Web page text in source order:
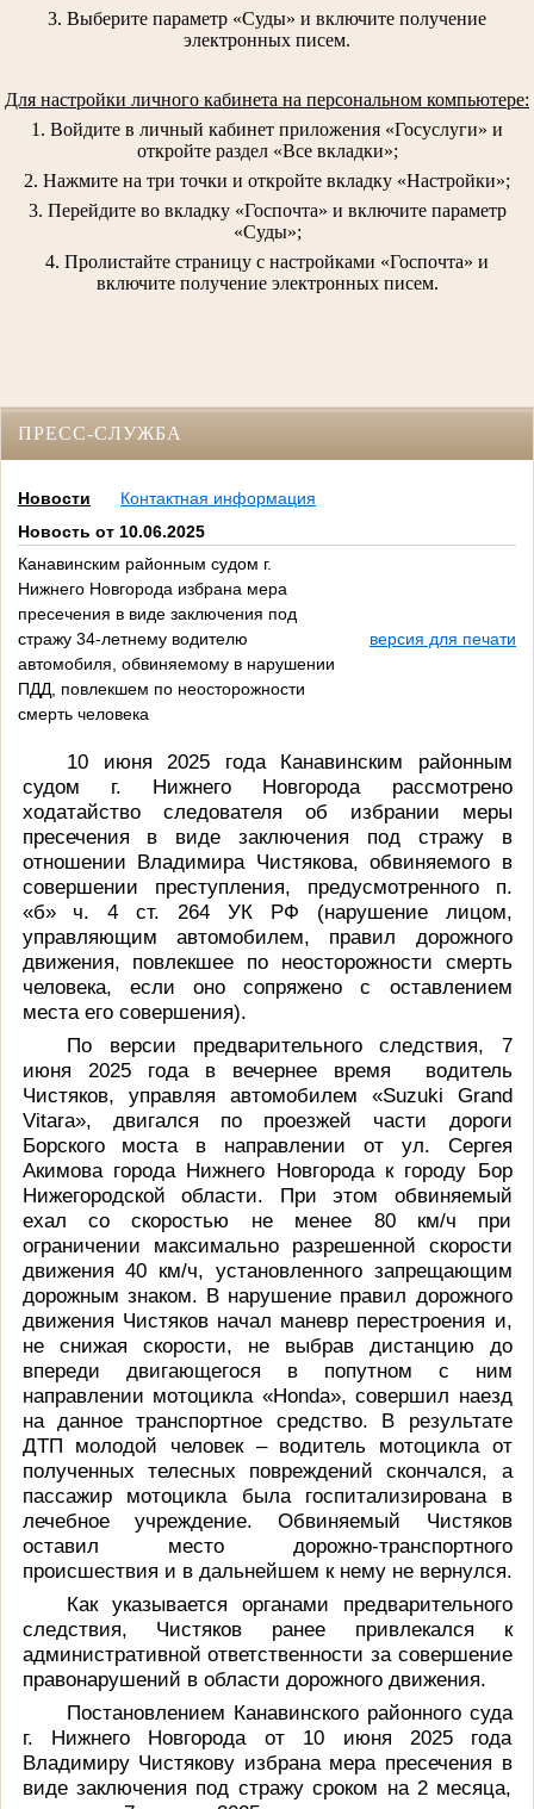
3. Выберите параметр «Суды» и включите получение
электронных писем.
Для настройки личного кабинета на персональном компьютере:
1. Войдите в личный кабинет приложения «Госуслуги» и
откройте раздел «Все вкладки»;
2. Нажмите на три точки и откройте вкладку «Настройки»;
3. Перейдите во вкладку «Госпочта» и включите параметр
«Суды»;
4. Пролистайте страницу с настройками «Госпочта» и
включите получение электронных писем.
ПРЕСС-СЛУЖБА
Новости
Контактная информация
Новость от 10.06.2025
Канавинским районным судом г.
Нижнего Новгорода избрана мера
пресечения в виде заключения под
стражу 34-летнему водителю
автомобиля, обвиняемому в нарушении
ПДД, повлекшем по неосторожности
смерть человека
версия для печати
10 июня 2025 года Канавинским районным
судом г. Нижнего Новгорода рассмотрено
ходатайство следователя об избрании меры
пресечения в виде заключения под стражу в
отношении Владимира Чистякова, обвиняемого в
совершении преступления, предусмотренного п.
«б» ч. 4 ст. 264 УК РФ (нарушение лицом,
управляющим автомобилем, правил дорожного
движения, повлекшее по неосторожности смерть
человека, если оно сопряжено с оставлением
места его совершения).
По версии предварительного следствия, 7
июня 2025 года в вечернее время
водитель
Чистяков, управляя автомобилем «Suzuki Grand
Vitara», двигался по проезжей части дороги
Борского моста в направлении от ул. Сергея
Акимова города Нижнего Новгорода к городу Бор
Нижегородской области. При этом обвиняемый
ехал со скоростью не менее 80 км/ч при
ограничении максимально разрешенной скорости
движения 40 км/ч, установленного запрещающим
дорожным знаком. В нарушение правил дорожного
движения Чистяков начал маневр перестроения и,
не снижая скорости, не выбрав дистанцию до
впереди двигающегося в попутном с ним
направлении мотоцикла «Honda», совершил наезд
на данное транспортное средство. В результате
ДТП молодой человек – водитель мотоцикла от
полученных телесных повреждений скончался, а
пассажир мотоцикла была госпитализирована в
лечебное учреждение. Обвиняемый Чистяков
оставил место дорожно-транспортного
происшествия и в дальнейшем к нему не вернулся.
Как указывается органами предварительного
следствия, Чистяков ранее привлекался к
административной ответственности за совершение
правонарушений в области дорожного движения.
Постановлением Канавинского районного суда
г. Нижнего Новгорода от 10 июня 2025 года
Владимиру Чистякову избрана мера пресечения в
виде заключения под стражу сроком на 2 месяца,